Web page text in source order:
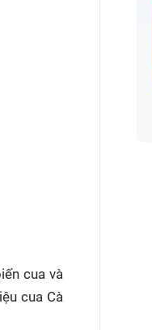
cua và
cua Cà